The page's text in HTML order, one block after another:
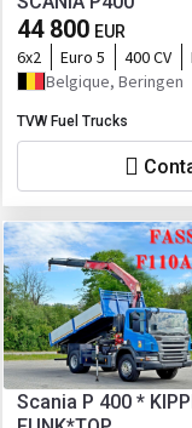
44 800 EUR
6x2 Euro 5 400 CV
Belgique, Beringen
TVW Fuel Trucks
Scania P 400 *